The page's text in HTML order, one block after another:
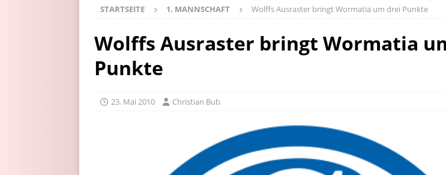
STARTSEITE 1. MANNSCHAFT Wolffs Ausraster bringt Wormatia um drei Punkte
Wolffs Ausraster bringt Wormatia
Punkte
23. Mai 2010 Christian Bub